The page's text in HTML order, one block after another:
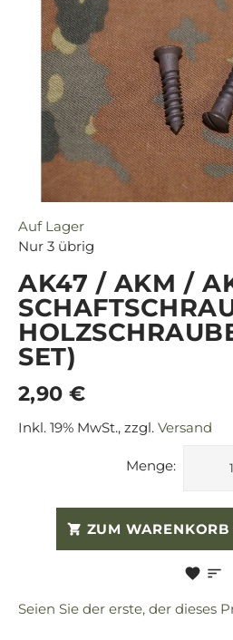
Auf Lager
Nur 3 übrig
AK47 / AKM /
SET)
2,90 €
Inkl. 19% MwSt., zzgl. Versand
Menge:
ZUM
Seien Sie der erste, der dieses